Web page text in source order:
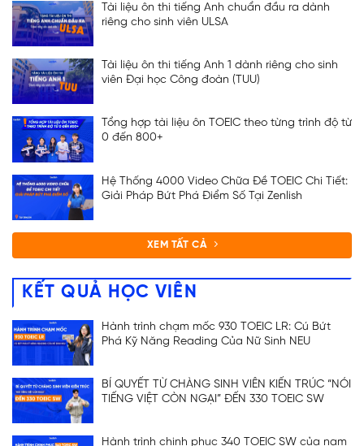
Tài liệu ôn thi tiếng Anh chuẩn đầu ra dành
riêng cho sinh viên ULSA
Tài liệu ôn thi tiếng Anh 1 dành riêng cho sinh
viên Đại học Công đoàn (TUU)
Tổng hợp tài liệu ôn TOEIC theo từng trình độ từ
0 đến 800+
Hệ Thống 4000 Video Chữa Đề TOEIC Chi Tiết:
Giải Pháp Bứt Phá Điểm Số Tại Zenlish
XEM TẤT CẢ
KẾT QUẢ HỌC VIÊN
Hành trình chạm mốc 930 TOEIC LR: Cú Bứt
Phá Kỹ Năng Reading Của Nữ Sinh NEU
BÍ QUYẾT TỪ CHÀNG SINH VIÊN KIẾN TRÚC “NÓI
TIẾNG VIỆT CÒN NGẠI” ĐẾN 330 TOEIC SW
Hành trình chinh phục 340 TOEIC SW của nam